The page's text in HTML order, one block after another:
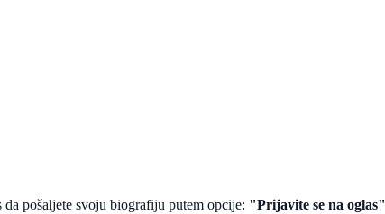
pošaljete svoju biografiju putem opcije: "Prijavite se na oglas"